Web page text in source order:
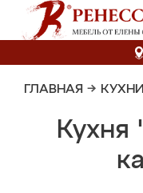
ГЛАВНАЯ → КУХНИ
Кухня